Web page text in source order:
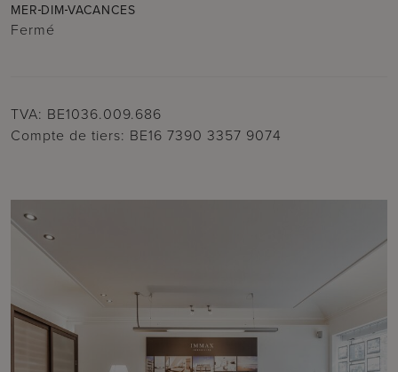
MER DIMVACANCES
Fermé
TVA: BE1036.009.686
Compte de tiers: BE16 7390 3357 9074